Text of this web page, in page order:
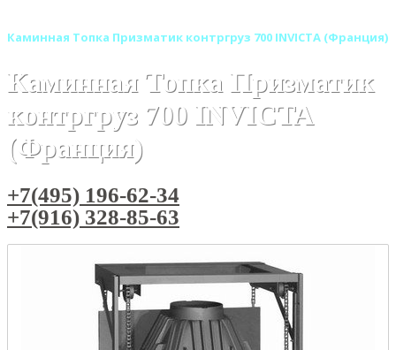
Каминная Топка Призматик контргруз 700 INVICTA (Франция)
Каминная Топка Призматик
контргруз 700 INVICTA
(Франция)
+7(495) 196-62-34
+7(916) 328-85-63